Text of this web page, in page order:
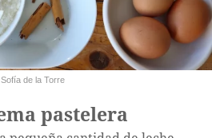
Sofía de la Torre
pastelera